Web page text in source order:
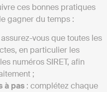
ces bonnes pratiques
gagner du temps :
assurez-vous que toutes les
en particulier les
numéros SIRET, afin
;
à pas : complétez chaque